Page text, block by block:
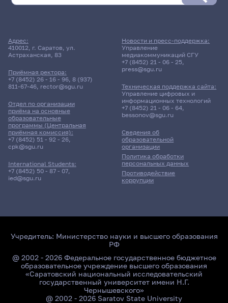
Адрес:
410012, г. Саратов, ул.
Астраханская, 83
Приёмная ректора:
+7 (8452) 26 - 16 - 96, 8 (937)
811-67-46, rector@sgu.ru
Отдел по организации
приёма на основные
образовательные
программы (Центральная
приёмная комиссия):
+7 (8452) 51 - 92 - 26,
cpk@sgu.ru
International Students:
+7 (8452) 50 - 87 - 07,
ied@sgu.ru
Сведения об
образовательной
организации
Политика обработки
персональных данных
Противодействие
коррупции
Новости и пресс-поддержка:
Управление
медиакоммуникаций СГУ
+7 (8452) 21 - 06 - 25,
press@sgu.ru
Техническая поддержка сайта:
Управление цифровых и
информационных технологий
+7 (8452) 21 - 06 - 64,
bessonov@sgu.ru
Учредитель: Министерство науки и высшего образования
РФ
@ 2002 - 2026 Федеральное государственное бюджетное
образовательное учреждение высшего образования
«Саратовский национальный исследовательский
государственный университет имени Н.Г.
Чернышевского»
@ 2002 - 2026 Saratov State University